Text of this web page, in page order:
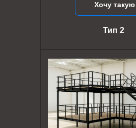
Хочу такую
Тип 2